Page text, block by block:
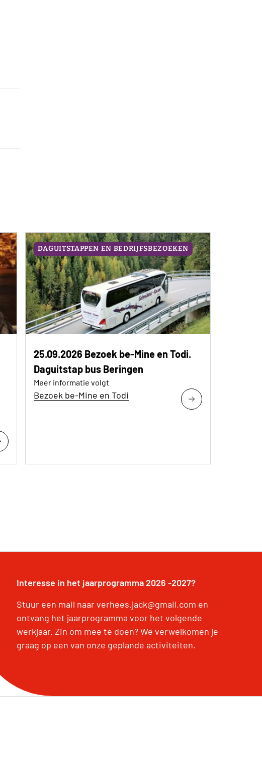
DAGUITSTAPPEN EN BEDRIJFSBEZOEKEN
25.09.2026 Bezoek be-Mine en Todi.
Daguitstap bus Beringen
Meer informatie volgt
Bezoek be-Mine en Todi
Interesse in het jaarprogramma 2026 -2027?
Stuur een mail naar verhees.jack@gmail.com en
ontvang het jaarprogramma voor het volgende
werkjaar. Zin om mee te doen? We verwelkomen je
graag op een van onze geplande activiteiten.